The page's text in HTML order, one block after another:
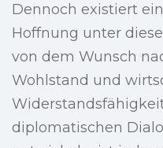
Dennoch existiert
Hoffnung unter
von dem Wunsch
Wohlstand und
diplomatischen